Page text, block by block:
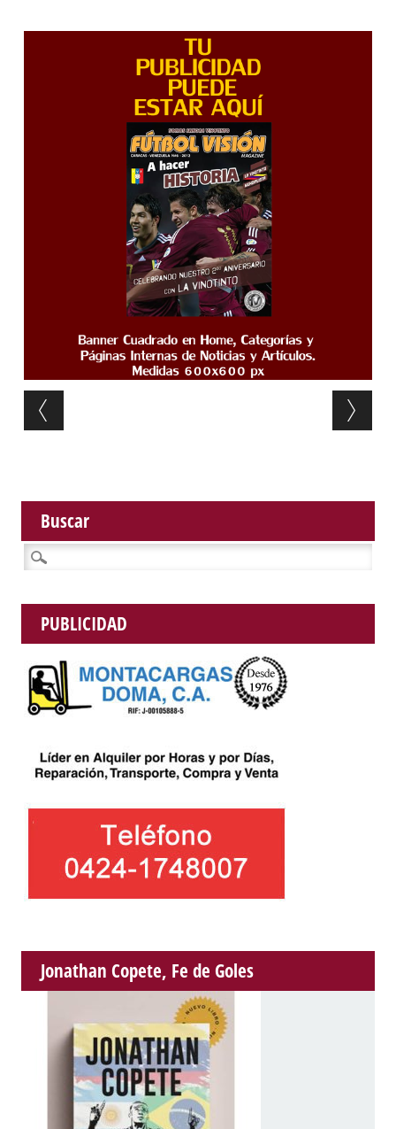
Post navigation
Buscar
Buscar:
PUBLICIDAD
Jonathan Copete, Fe de Goles